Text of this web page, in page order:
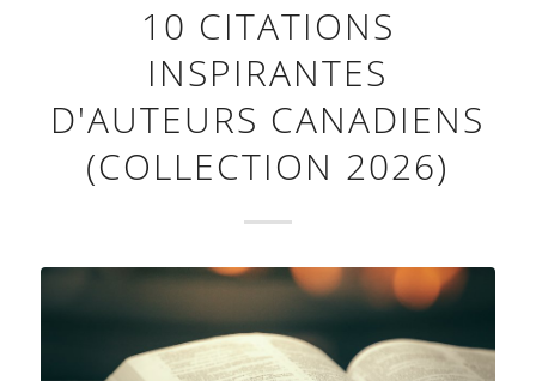
10 CITATIONS
INSPIRANTES
D'AUTEURS CANADIENS
(COLLECTION 2026)